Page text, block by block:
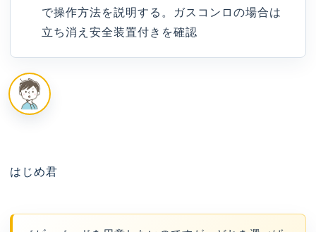
で操作方法を説明する。ガスコンロの場合は
立ち消え安全装置付きを確認
はじめ君